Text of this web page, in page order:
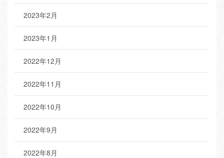
2023年2月
2023年1月
2022年12月
2022年11月
2022年10月
2022年9月
2022年8月